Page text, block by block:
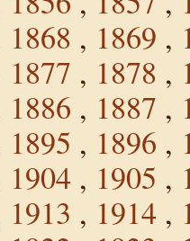
1868 , 1869 ,
1877 , 1878 ,
1886 , 1887 ,
1895 , 1896 ,
1904 , 1905 ,
1913 , 1914 ,